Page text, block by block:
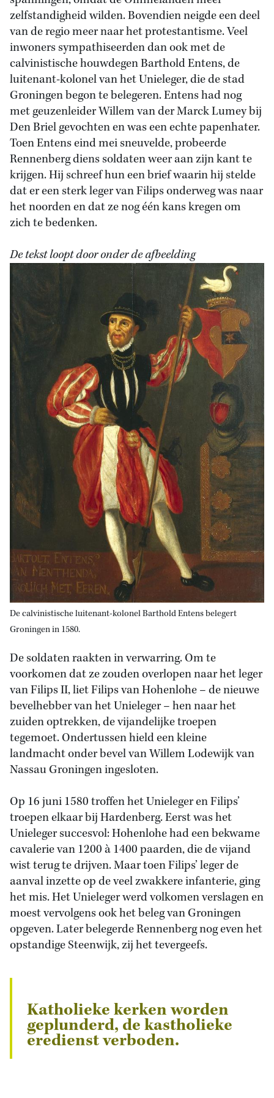
zelfstandigheid wilden. Bovendien neigde een deel
van de regio meer naar het protestantisme. Veel
inwoners sympathiseerden dan ook met de
calvinistische houwdegen Barthold Entens, de
luitenant-kolonel van het Unieleger, die de stad
Groningen begon te belegeren. Entens had nog
met geuzenleider Willem van der Marck Lumey bij
Den Briel gevochten en was een echte papenhater.
Toen Entens eind mei sneuvelde, probeerde
Rennenberg diens soldaten weer aan zijn kant te
krijgen. Hij schreef hun een brief waarin hij stelde
dat er een sterk leger van Filips onderweg was naar
het noorden en dat ze nog één kans kregen om
zich te bedenken.
De tekst loopt door onder de afbeelding
De calvinistische luitenant-kolonel Barthold Entens belegert
Groningen in 1580.
De soldaten raakten in verwarring. Om te
voorkomen dat ze zouden overlopen naar het leger
van Filips II, liet Filips van Hohenlohe – de nieuwe
bevelhebber van het Unieleger – hen naar het
zuiden optrekken, de vijandelijke troepen
tegemoet. Ondertussen hield een kleine
landmacht onder bevel van Willem Lodewijk van
Nassau Groningen ingesloten.
Op 16 juni 1580 troffen het Unieleger en Filips’
troepen elkaar bij Hardenberg. Eerst was het
Unieleger succesvol: Hohenlohe had een bekwame
cavalerie van 1200 à 1400 paarden, die de vijand
wist terug te drijven. Maar toen Filips’ leger de
aanval inzette op de veel zwakkere infanterie, ging
het mis. Het Unieleger werd volkomen verslagen en
moest vervolgens ook het beleg van Groningen
opgeven. Later belegerde Rennenberg nog even het
opstandige Steenwijk, zij het tevergeefs.
Katholieke kerken worden
geplunderd, de kastholieke
eredienst verboden.